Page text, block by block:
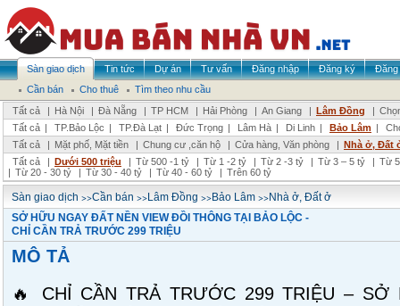
Sàn giao dịch Tin tức Dự án Tư vấn Đăng nhập Đăng ký
Đăng
Cần bán
Cho thuê
Tìm theo nhu cầu
Tất cả
| Hà Nội | Đà Nẵng | TP HCM | Hải Phòng | An Giang | Lâm Đồng |
Tất cả | TP.Bảo Lộc | TP.Đà Lạt | Đức Trọng | Lâm Hà | Di Linh | Bảo Lâm |
Tất cả
| Mặt phố, Mặt tiền | Chung cư ,căn hộ | Cửa hàng, Văn phòng | Nhà ở, Đất
Tất cả
| Dưới 500 triệu | Từ 500 -1 tỷ | Từ 1 -2 tỷ | Từ 2 -3 tỷ | Từ 3 – 5 tỷ | Từ
| Từ 20 - 30 tỷ | Từ 30 - 40 tỷ | Từ 40 - 60 tỷ | Trên 60 tỷ
Sàn giao dịch >>Cần bán >>Lâm Đồng >>Bảo Lâm >>Nhà ở, Đất ở
SỞ HỮU NGAY ĐẤT NỀN VIEW ĐỒI THÔNG TẠI BẢO LỘC -
CHỈ CẦN TRẢ TRƯỚC 299 TRIỆU
MÔ TẢ
🔥 CHỈ CẦN TRẢ TRƯỚC 299 TRIỆU – SỞ